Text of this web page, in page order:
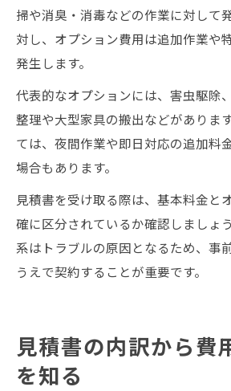
掃や消臭・消毒などの作業に対して
対し、オプション費用は追加作業や
発生します。
代表的なオプションには、害虫駆除
整理や大型家具の搬出などがありま
ては、夜間作業や即日対応の追加料
場合もあります。
見積書を受け取る際は、基本料金と
確に区分されているか確認しましょ
系はトラブルの原因となるため、事
うえで契約することが重要です。
見積書の内訳から費
を知る